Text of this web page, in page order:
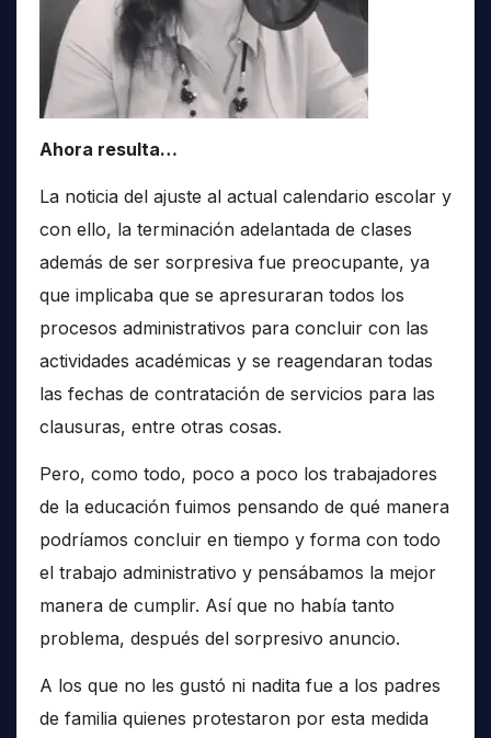
Ahora resulta…
La noticia del ajuste al actual calendario escolar y
con ello, la terminación adelantada de clases
además de ser sorpresiva fue preocupante, ya
que implicaba que se apresuraran todos los
procesos administrativos para concluir con las
actividades académicas y se reagendaran todas
las fechas de contratación de servicios para las
clausuras, entre otras cosas.
Pero, como todo, poco a poco los trabajadores
de la educación fuimos pensando de qué manera
podríamos concluir en tiempo y forma con todo
el trabajo administrativo y pensábamos la mejor
manera de cumplir. Así que no había tanto
problema, después del sorpresivo anuncio.
A los que no les gustó ni nadita fue a los padres
de familia quienes protestaron por esta medida